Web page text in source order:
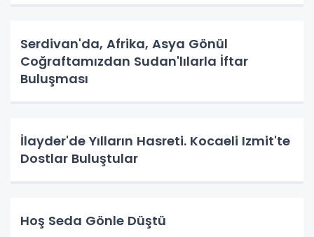
Serdivan'da, Afrika, Asya Gönül
Coğraftamızdan Sudan'lılarla İftar
Buluşması
İlayder'de Yılların Hasreti. Kocaeli Izmit'te
Dostlar Buluştular
Hoş Seda Gönle Düştü